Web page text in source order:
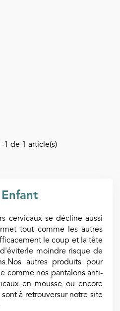
cervicaux se décline aussi
tout comme les autres
le coup et la tête
moindre risque de
autres produits pour
comme nos pantalons anti-
en mousse ou encore
à retrouversur notre site
-1 de 1 article(s)